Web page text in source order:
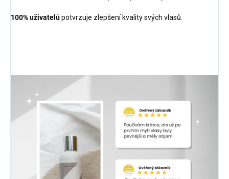
100% uživatelůpotvrzuje zlepšení kvality svých vlasů.